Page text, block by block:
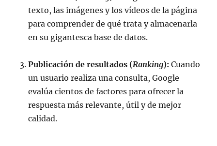
texto, las imágenes y los vídeos de la página
para comprender de qué trata y almacenarla
en su gigantesca base de datos.
Publicación de resultados (Ranking): Cuando
un usuario realiza una consulta, Google
evalúa cientos de factores para ofrecer la
respuesta más relevante, útil y de mejor
calidad.